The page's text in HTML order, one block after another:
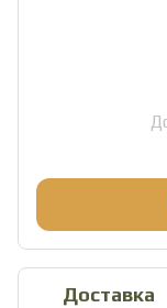
Доставка